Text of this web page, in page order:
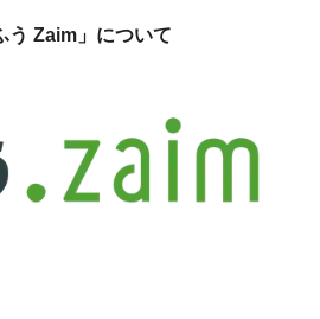
う Zaim」について